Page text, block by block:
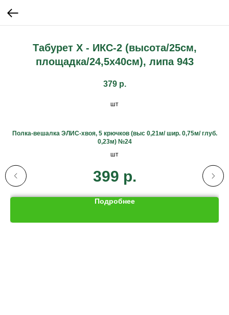
Табурет X - ИКС-2 (высота/25см,
площадка/24,5х40см), липа 943
379 р.
шт
Полка-вешалка ЭЛИС-хвоя, 5 крючков (выс 0,21м/ шир. 0,75м/ глуб.
0,23м) №24
шт
399 р.
Подробнее